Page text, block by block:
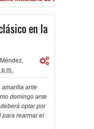
en la
,
p.m.
amarilla ante
domingo ante
optar por
para rearmar el